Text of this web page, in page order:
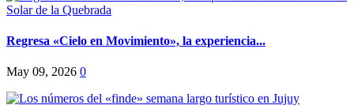
Regresa «Cielo en Movimiento», la experiencia...
May 09, 2026 0